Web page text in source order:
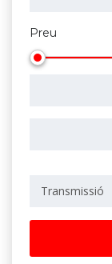
Preu
Transmissió